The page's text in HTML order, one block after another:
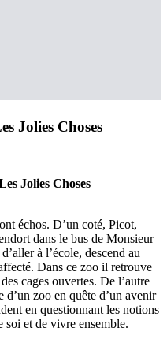
Jolies Choses
Jolies Choses
échos. D’un coté, Picot,
dans le bus de Monsieur
à l’école, descend au
Dans ce zoo il retrouve
cages ouvertes. De l’autre
d’un zoo en quête d’un avenir
en questionnant les notions
soi et de vivre ensemble.